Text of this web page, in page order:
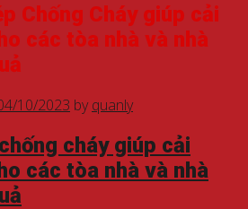
Chống Cháy giúp cải
các tòa nhà và nhà
10/2023 byquanly
cháy giúp cải
các tòa nhà và nhà